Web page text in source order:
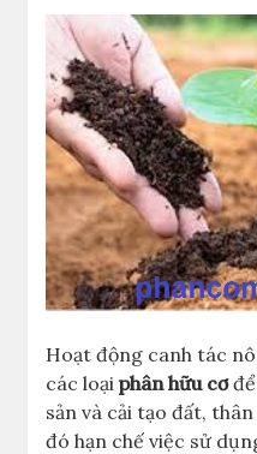
Hoạt động canh tác
các loạiphân hữu cơđể
sản và cải tạo đất,
đó hạn chế việc sử